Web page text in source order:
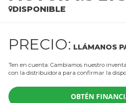
DISPONIBLE
PRECIO: LLÁMANOS
Ten en cuenta: Cambiamos nuestro
con la distribuidora para confirmar la
OBTÉN